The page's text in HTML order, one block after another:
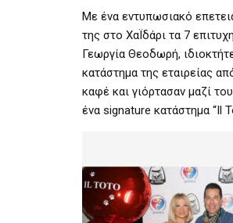
Με ένα εντυπωσιακό
της στο ΧαΪδάρι τα 7
Γεωργία Θεοδωρή,
κατάστημα της εταιρείας
καφέ και γιόρτασαν μαζί
ένα signature κατάστημα “Il